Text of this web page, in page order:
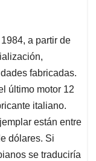
a partir de
fabricadas.
último motor 12
italiano.
están entre
dólares. Si
se traduciría